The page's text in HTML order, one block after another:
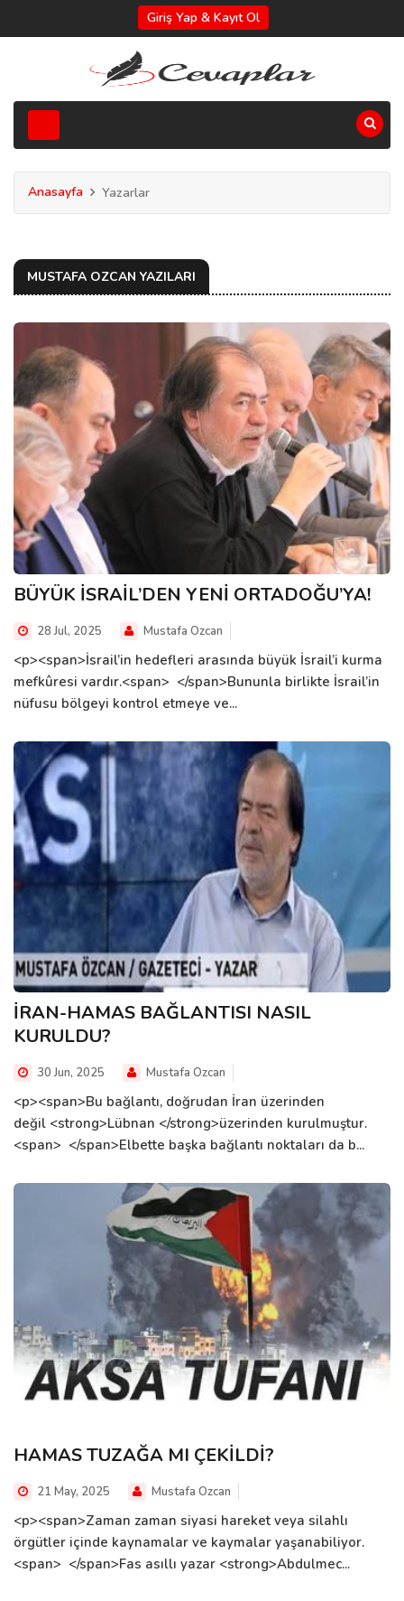
Giriş Yap & Kayıt Ol
Anasayfa Yazarlar
MUSTAFA OZCAN YAZILARI
BÜYÜK İSRAİL’DEN YENİ ORTADOĞU’YA!
28 Jul, 2025 Mustafa Ozcan
<p><span>İsrail’in hedefleri arasında büyük İsrail’i kurma
mefkûresi vardır.<span> </span>Bununla birlikte İsrail’in
nüfusu bölgeyi kontrol etmeye ve...
İRAN-HAMAS BAĞLANTISI NASIL
KURULDU?
30 Jun, 2025 Mustafa Ozcan
<p><span>Bu bağlantı, doğrudan İran üzerinden
değil <strong>Lübnan </strong>üzerinden kurulmuştur.
<span> </span>Elbette başka bağlantı noktaları da b...
HAMAS TUZAĞA MI ÇEKİLDİ?
21 May, 2025 Mustafa Ozcan
<p><span>Zaman zaman siyasi hareket veya silahlı
örgütler içinde kaynamalar ve kaymalar yaşanabiliyor.
<span> </span>Fas asıllı yazar <strong>Abdulmec...